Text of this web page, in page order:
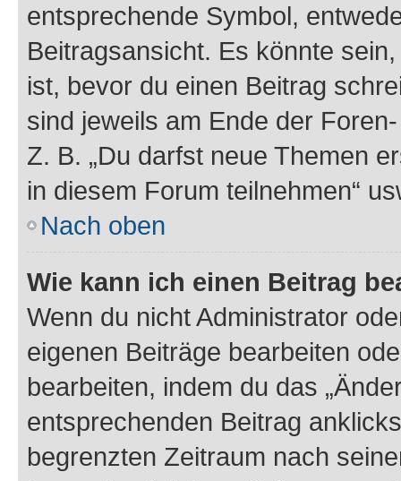
entsprechende Symbol,
Beitragsansicht. Es könnte
ist, bevor du einen Beitrag
sind jeweils am Ende der
Z. B. „Du darfst neue Themen
in diesem Forum teilnehmen“
Nach oben
Wie kann ich einen Beitrag
Wenn du nicht Administrator
eigenen Beiträge bearbeiten
bearbeiten, indem du das
entsprechenden Beitrag
begrenzten Zeitraum nach